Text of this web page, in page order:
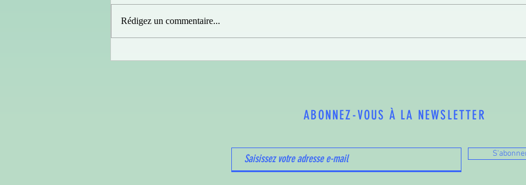
Rédigez un commentaire...
ABONNEZ-VOUS À LA NEWSLETTER